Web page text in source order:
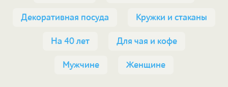
Декоративная посуда Кружки и стаканы
На 40 лет Для чая и кофе
Мужчине Женщине